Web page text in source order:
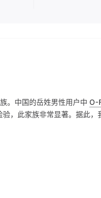
。中国的岳姓男性用户中 O-
，此家族非常显著。据此，